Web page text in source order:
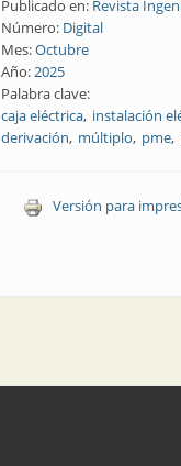
Publicado en: Revista
Número: Digital
Mes:Octubre
Año:2025
Palabra clave:
caja eléctrica instalación
derivación múltiplo pme
Versión para